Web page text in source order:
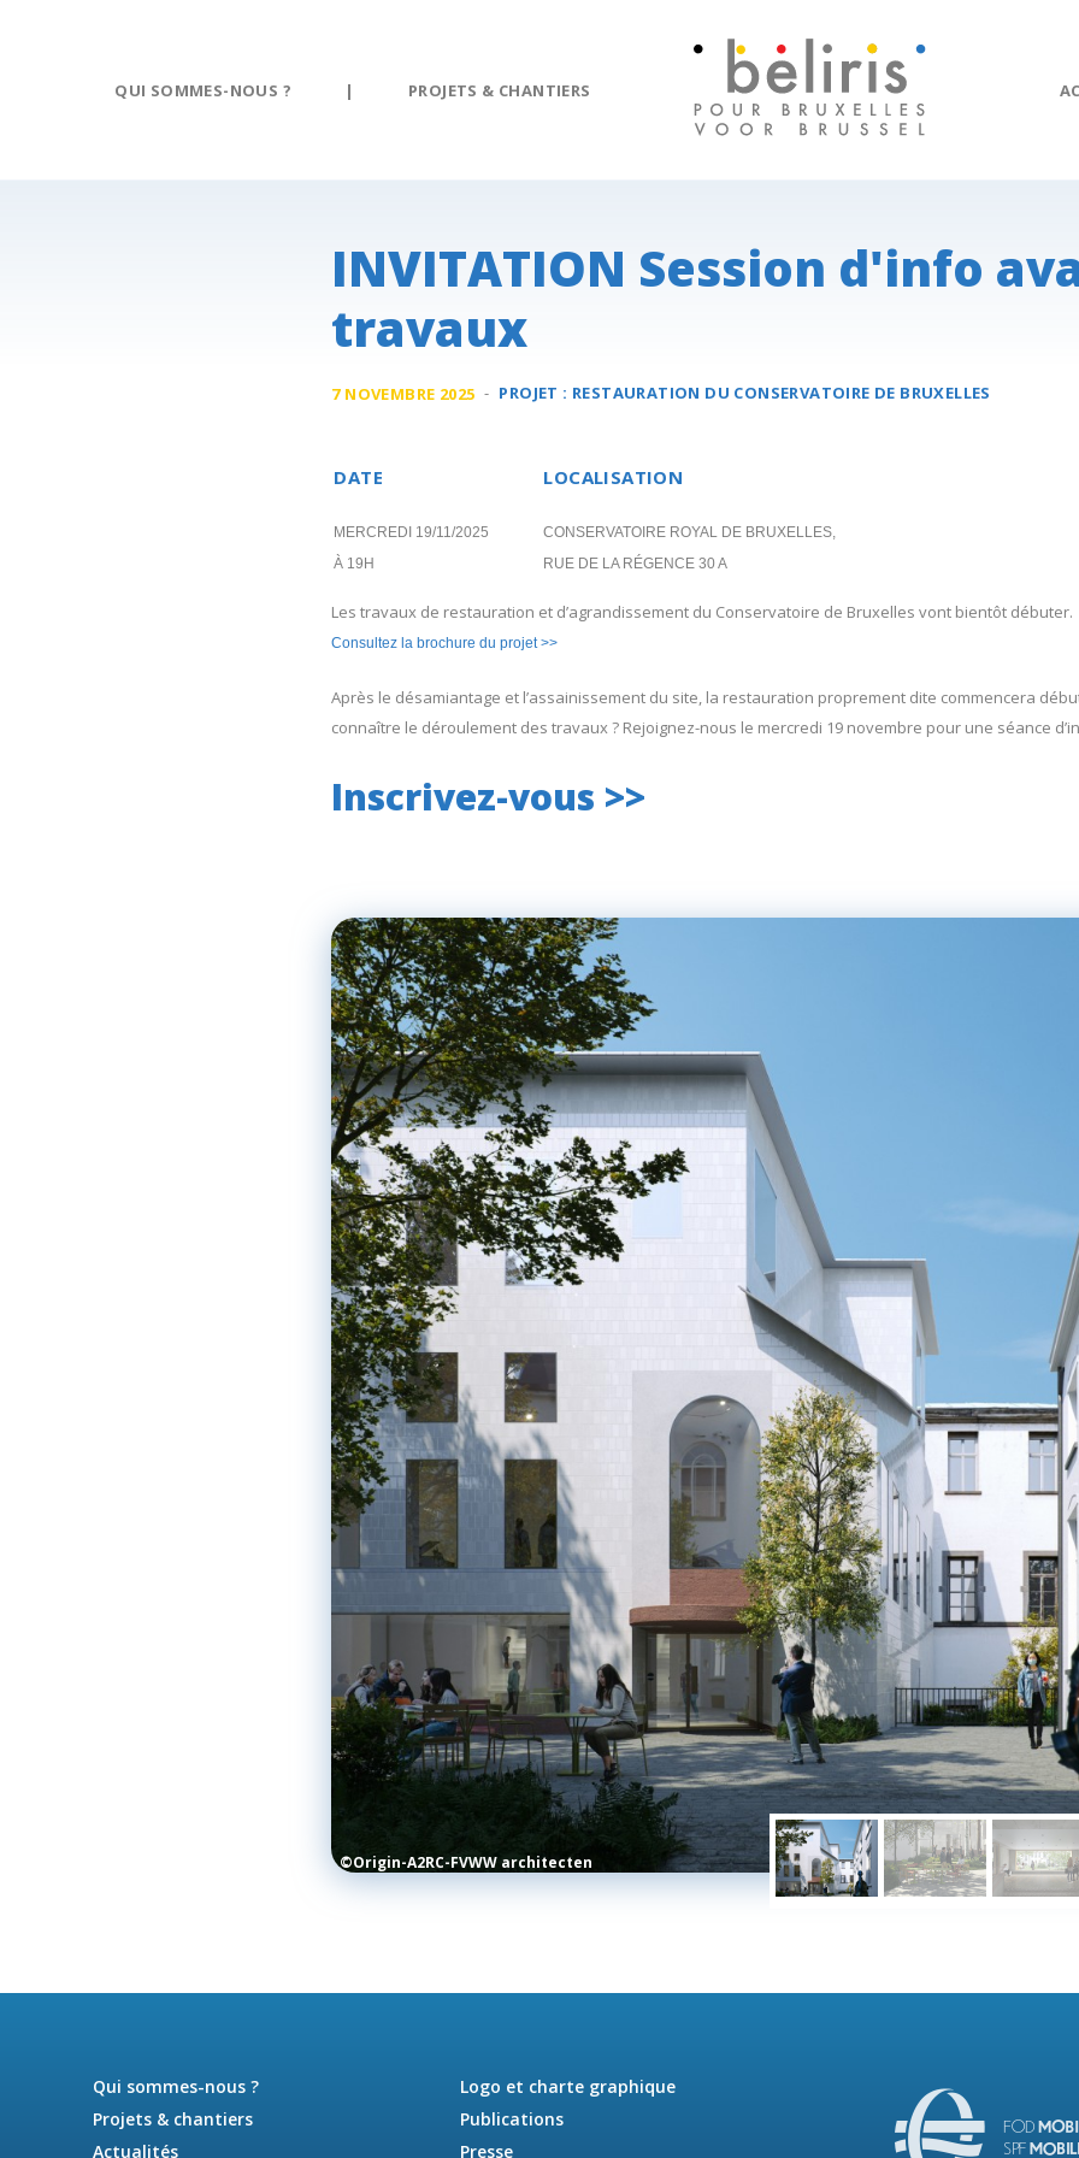
QUI SOMMES-NOUS ? | PROJETS & CHANTIERS
INVITATION Session d'info
travaux
7 NOVEMBRE 2025 - PROJET : RESTAURATION DU CONSERVATOIRE DE BRUXELLES
DATE LOCALISATION
MERCREDI 19/11/2025
À 19H
CONSERVATOIRE ROYAL DE BRUXELLES,
RUE DE LA RÉGENCE 30 A
Les travaux de restauration et d’agrandissement du Conservatoire de Bruxelles vont bientôt débuter.
Consultez la brochure du projet >>
Après le désamiantage et l’assainissement du site, la restauration proprement dite commencera
connaître le déroulement des travaux ? Rejoignez-nous le mercredi 19 novembre pour une séance
Inscrivez-vous >>
©Origin-A2RC-FVWW architecten
Qui sommes-nous ?
Projets & chantiers
Actualités
Logo et charte graphique
Publications
Presse